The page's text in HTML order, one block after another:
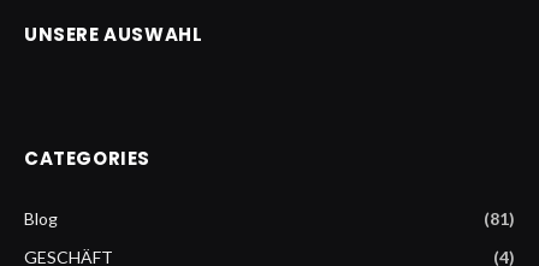
UNSERE AUSWAHL
CATEGORIES
Blog
(81)
GESCHÄFT
(4)